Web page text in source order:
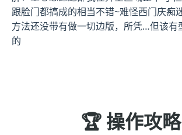
跟脸门都搞成的相当不错~难怪西门庆痴
方法还没带有做一切边版，所凭…但该有
的
🏆 操作攻略